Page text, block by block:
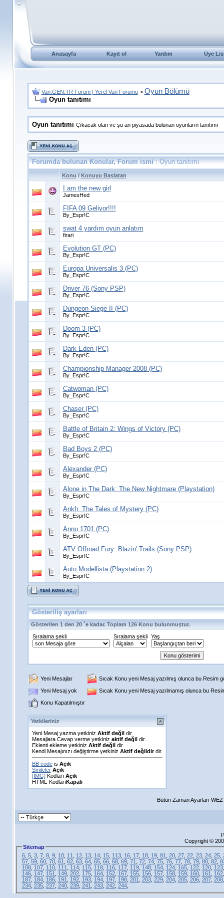
Anasayfa Kayıt ol Yardım Üye
Van.GEN.TR Forum | Yerel Van Forumu > Oyun Bölümü
Oyun tanıtımı
Oyun tanıtımı Çıkacak olan ve şu an piyasada bulunan oyunların tanıtımı
Forumda bulunan Konular, Forum ismi: Oyun tanıtımı
Konu / Konuyu Başlatan
I am the new girl
JamesHed
FIFA 09 Geliyor!!!!
By_Espr!C
swat 4 yardım oyun anlatım
firari
Evolution GT (PC)
By_Espr!C
Europa Universalis 3 (PC)
By_Espr!C
Driver 76 (Sony PSP)
By_Espr!C
Dungeon Siege II (PC)
By_Espr!C
Doom 3 (PC)
By_Espr!C
Dark Eden (PC)
By_Espr!C
Championship Manager 2008 (PC)
By_Espr!C
Catwoman (PC)
By_Espr!C
Chaser (PC)
By_Espr!C
Battle of Britain 2: Wings of Victory (PC)
By_Espr!C
Bad Boys 2 (PC)
By_Espr!C
Alexander (PC)
By_Espr!C
Alone in The Dark: The New Nightmare (Playstation)
By_Espr!C
Ankh: The Tales of Mystery (PC)
By_Espr!C
Anno 1701 (PC)
By_Espr!C
ATV Offroad Fury: Blazin' Trails (Sony PSP)
By_Espr!C
Auto Modellista (Playstation 2)
By_Espr!C
Gösteriliş ayarları
Gösterilen 1 den 20 ´e kadar. Toplam 126 Konu bulunmuştur.
Sıralama şekli
Sıralama şekli Yaş
Yeni Mesajlar
Sıcak Konu yeni Mesaj yazılmış olunca bu Resim
Yeni Mesaj yok
Sıcak Konu yeni Mesaj yazılmamış olunca bu
Konu Kapatılmıştır
Yetkileriniz
Yeni Mesaj yazma yetkiniz Aktif değildir.
Mesajlara Cevap verme yetkiniz aktif değildir.
Eklenti ekleme yetkiniz Aktif değildir.
Kendi Mesajınızı değiştirme yetkiniz Aktif değildirdir.
BB codeis Açık
Smileler Açık
[IMG]Kodları Açık
HTML-KodlarıKapalı
Bütün Zaman Ayarları
Copyright ©
Sitemap
6, 5, 3, 7, 8, 9, 10, 11 12, 13, 14, 15, 113, 16, 17, 18, 19, 81 20, 27, 22, 23, 24, 25,
57, 59, 60, 70, 61 62, 63, 64, 65, 66, 68, 69, 71 72, 74, 75, 76, 77, 78, 79, 80, 82,
108, 107, 110, 111 114, 115, 118, 116, 117, 119, 148, 154, 124, 165, 122, 120, 123
146, 147, 151 149, 202, 175, 164, 152, 167, 155, 156, 157, 158, 159, 160, 161 162
187, 184, 186, 191 192, 193, 194, 197, 198, 201 203, 229, 204, 205, 206, 207, 208
234, 235, 237, 240, 239, 241 243, 242, 244,